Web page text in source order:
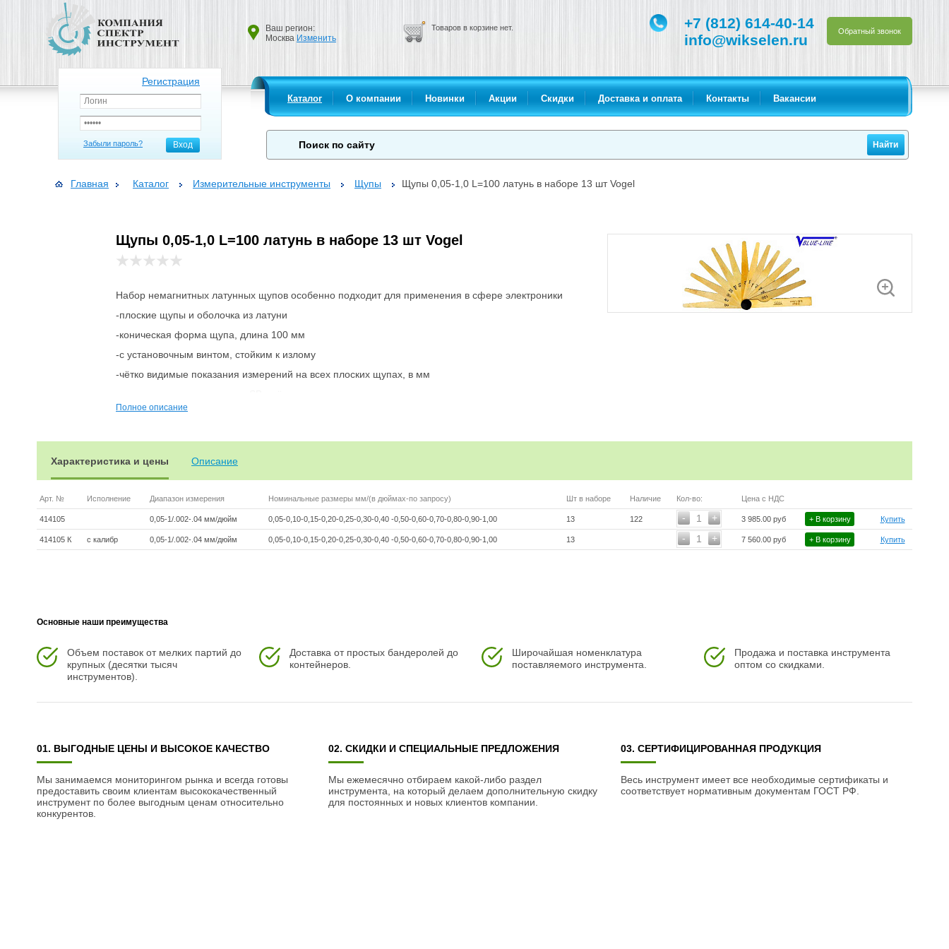
+7 (812) 614-40-14
info@wikselen.ru
Обратный звонок
Ваш регион:
Москва Изменить
Товаров в корзине нет.
Регистрация
Забыли пароль? Вход
Каталог О компании Новинки Акции Скидки Доставка и оплата Контакты Вакансии
Главная Каталог Измерительные инструменты Щупы Щупы 0,05-1,0 L=100 латунь в наборе 13 шт Vogel
Щупы 0,05-1,0 L=100 латунь в наборе 13 шт Vogel
Набор немагнитных латунных щупов особенно подходит для применения в сфере электроники
-плоские щупы и оболочка из латуни
-коническая форма щупа, длина 100 мм
-с установочным винтом, стойким к излому
-чётко видимые показания измерений на всех плоских щупах, в мм
щупы наборные
Полное описание
Характеристика и цены Описание
Арт. № Исполнение Диапазон измерения Номинальные размеры мм/(в дюймах-по запросу) Шт в наборе Наличие Кол-во: Цена с НДС
414105 0,05-1/.002-.04 мм/дюйм 0,05-0,10-0,15-0,20-0,25-0,30-0,40 -0,50-0,60-0,70-0,80-0,90-1,00 13 122 +
- 1 3 985.00 руб + В корзину Купить
414105 К с калибр 0,05-1/.002-.04 мм/дюйм 0,05-0,10-0,15-0,20-0,25-0,30-0,40 -0,50-0,60-0,70-0,80-0,90-1,00 13 +
- 1 7 560.00 руб + В корзину Купить
Основные наши преимущества
Объем поставок от мелких партий до
крупных (десятки тысяч
инструментов).
Доставка от простых бандеролей до
контейнеров.
Широчайшая номенклатура
поставляемого инструмента.
Продажа и поставка инструмента
оптом со скидками.
01. ВЫГОДНЫЕ ЦЕНЫ И ВЫСОКОЕ КАЧЕСТВО
Мы занимаемся мониторингом рынка и всегда готовы
предоставить своим клиентам высококачественный
инструмент по более выгодным ценам относительно
конкурентов.
02. СКИДКИ И СПЕЦИАЛЬНЫЕ ПРЕДЛОЖЕНИЯ
Мы ежемесячно отбираем какой-либо раздел
инструмента, на который делаем дополнительную скидку
для постоянных и новых клиентов компании.
03. СЕРТИФИЦИРОВАННАЯ ПРОДУКЦИЯ
Весь инструмент имеет все необходимые сертификаты и
соответствует нормативным документам ГОСТ РФ.